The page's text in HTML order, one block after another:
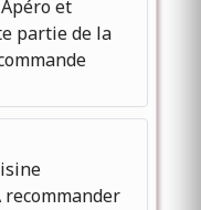
et
partie de la